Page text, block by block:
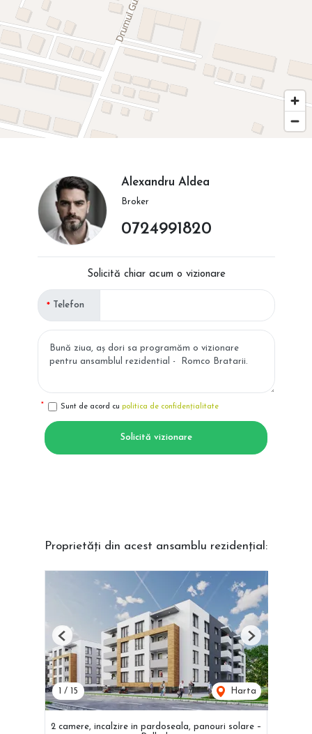
Alexandru Aldea
Broker
0724991820
Solicită chiar acum o vizionare
Telefon
Sunt de acord cu politica de confidențialitate
Solicită vizionare
Proprietăți din acest ansamblu rezidențial:
/ 15 Harta
Previous Next
2 camere, incalzire in pardoseala, panouri solare –